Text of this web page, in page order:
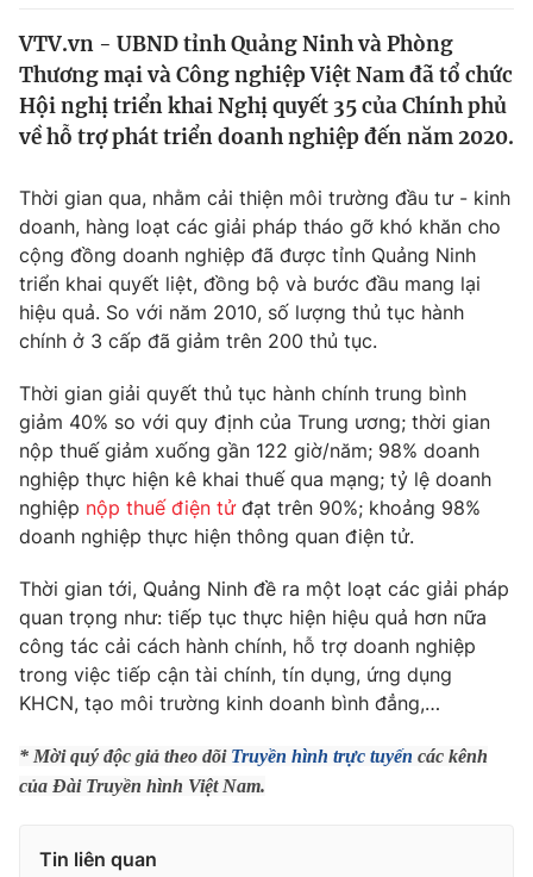
Thế giới
Tin tức
Câu chuyện quốc tế
Tài chính
Thị trường
Góc doanh nghiệp
Dữ liệu và đời sống
Truyền hình
Phim VTV
Hậu trường
Nhân vật
Khán giả
Giải sao mai
Điện ảnh
Âm nhạc
Sao
Đời sống
Du lịch
Làm đẹp
Chất lượng cuộc sống
Giáo dục
Tuyển sinh
Học trực tuyến
Hitech Công nghệ tương lai
Sản phẩm
Thị trường
Tư vấn
Giao lưu trực tuyến
Lịch phát sóng
Chuyên mục khác
VTV.vn - UBND tỉnh Quảng Ninh và Phòng
Thương mại và Công nghiệp Việt Nam đã tổ chức
Hội nghị triển khai Nghị quyết 35 của Chính phủ
về hỗ trợ phát triển doanh nghiệp đến năm 2020.
Thời gian qua, nhằm cải thiện môi trường đầu tư - kinh
doanh, hàng loạt các giải pháp tháo gỡ khó khăn cho
cộng đồng doanh nghiệp đã được tỉnh Quảng Ninh
triển khai quyết liệt, đồng bộ và bước đầu mang lại
hiệu quả. So với năm 2010, số lượng thủ tục hành
chính ở 3 cấp đã giảm trên 200 thủ tục.
Thời gian giải quyết thủ tục hành chính trung bình
giảm 40% so với quy định của Trung ương; thời gian
nộp thuế giảm xuống gần 122 giờ/năm; 98% doanh
nghiệp thực hiện kê khai thuế qua mạng; tỷ lệ doanh
nghiệp nộp thuế điện tửđạt trên 90%; khoảng 98%
doanh nghiệp thực hiện thông quan điện tử.
Thời gian tới, Quảng Ninh đề ra một loạt các giải pháp
quan trọng như: tiếp tục thực hiện hiệu quả hơn nữa
công tác cải cách hành chính, hỗ trợ doanh nghiệp
trong việc tiếp cận tài chính, tín dụng, ứng dụng
KHCN, tạo môi trường kinh doanh bình đẳng,…
* Mời quý độc giả theo dõi Truyền hình trực tuyến các kênh
của Đài Truyền hình Việt Nam.
Tin liên quan